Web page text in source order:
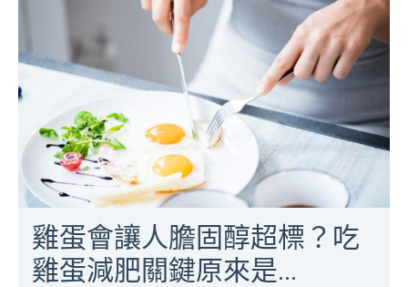
雞蛋會讓人膽固醇超標？吃
雞蛋減肥關鍵原來是...